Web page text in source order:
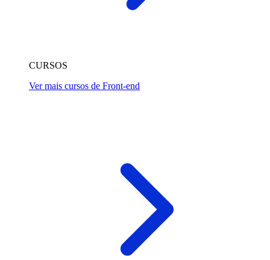
CURSOS
Ver mais cursos de Front-end